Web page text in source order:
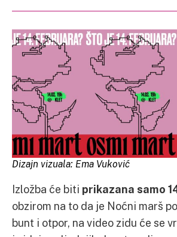
Dizajn vizuala: Ema Vuković
Izložba će biti prikazana samo
obzirom na to da je Noćni marš
bunt i otpor, na video zidu će se